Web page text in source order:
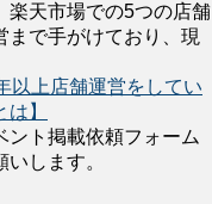
楽天市場での5つの店舗
まで手がけており、現
以上店舗運営をしてい
】
ント掲載依頼フォーム
いします。